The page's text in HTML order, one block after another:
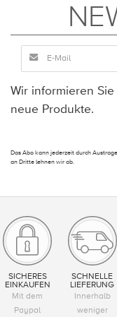
Wir informieren
neue Produkte.
Das Abo kann jederzeit durch
an Dritte lehnen wir ab.
SICHERES
EINKAUFEN
Mit dem
Paypal
SCHNELLE
LIEFERUNG
Innerhalb
weniger